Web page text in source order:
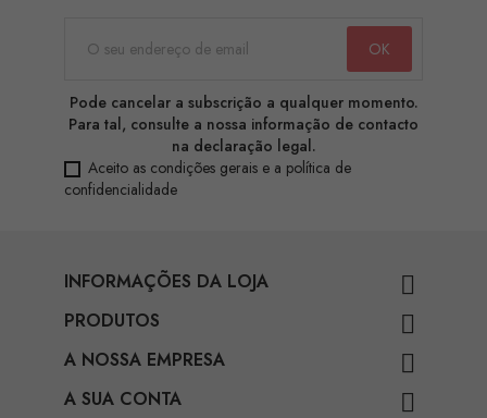
Pode cancelar a subscrição a qualquer momento.
Para tal, consulte a nossa informação de contacto
na declaração legal.
Aceito as condições gerais e a política de
confidencialidade
INFORMAÇÕES DA LOJA 
PRODUTOS 
A NOSSA EMPRESA 
A SUA CONTA 